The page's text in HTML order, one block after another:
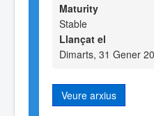
Maturity
Stable
Llançat el
Dimarts, 31 Gener
Veure arxius